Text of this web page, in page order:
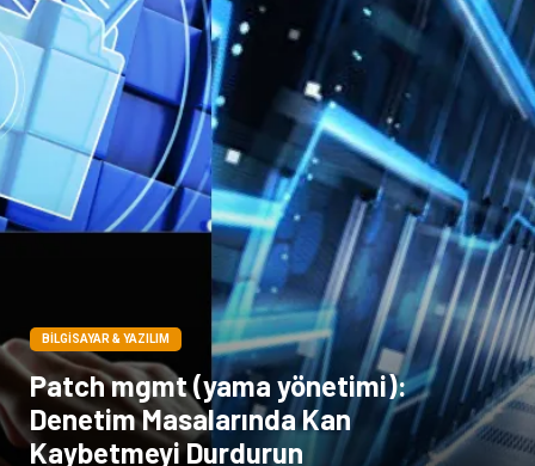
BILGISAYAR & YAZILIM
Patch mgmt (yama yönetimi):
Denetim Masalarında Kan
Kaybetmeyi Durdurun